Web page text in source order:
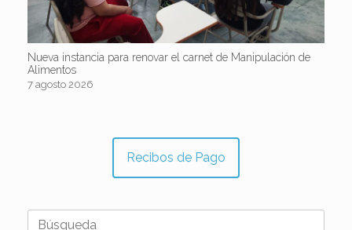
Nueva instancia para renovar el carnet de Manipulación de
Alimentos
7 agosto 2026
Recibos de Pago
Buscar: